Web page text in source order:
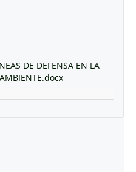
DE DEFENSA EN LA